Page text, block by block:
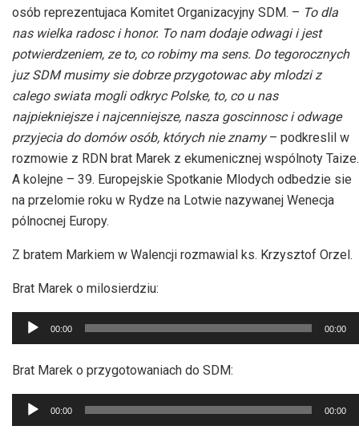
osób reprezentujaca Komitet Organizacyjny SDM. – To dla
nas wielka radosc i honor. To nam dodaje odwagi i jest
potwierdzeniem, ze to, co robimy ma sens. Do tegorocznych
juz SDM musimy sie dobrze przygotowac aby mlodzi z
calego swiata mogli odkryc Polske, to, co u nas
najpiekniejsze i najcenniejsze, nasza goscinnosc i odwage
przyjecia do domów osób, których nie znamy– podkreslil w
rozmowie z RDN brat Marek z ekumenicznej wspólnoty Taize.
A kolejne – 39. Europejskie Spotkanie Mlodych odbedzie sie
na przelomie roku w Rydze na Lotwie nazywanej Wenecja
pólnocnej Europy.
Z bratem Markiem w Walencji rozmawial ks. Krzysztof Orzel.
Brat Marek o milosierdziu:
Odtwarzacz
plików
dźwiękowych
00:00 00:00
Brat Marek o przygotowaniach do SDM:
Odtwarzacz
plików
00:00 00:00